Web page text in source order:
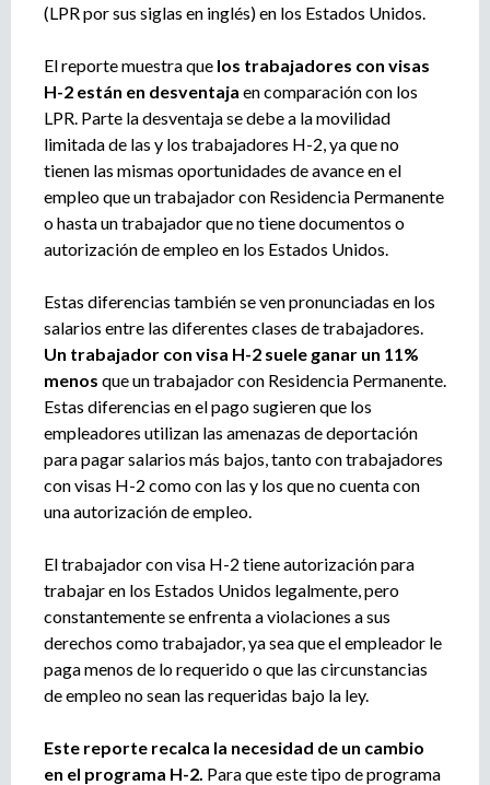
t
(LPR por sus siglas en inglés) en los Estados Unidos.
El reporte muestra que los trabajadores con visas
H-2 están en desventaja en comparación con los
LPR. Parte la desventaja se debe a la movilidad
limitada de las y los trabajadores H-2, ya que no
tienen las mismas oportunidades de avance en el
empleo que un trabajador con Residencia Permanente
o hasta un trabajador que no tiene documentos o
autorización de empleo en los Estados Unidos.
Estas diferencias también se ven pronunciadas en los
salarios entre las diferentes clases de trabajadores.
Un trabajador con visa H-2 suele ganar un 11%
menos que un trabajador con Residencia Permanente.
Estas diferencias en el pago sugieren que los
empleadores utilizan las amenazas de deportación
para pagar salarios más bajos, tanto con trabajadores
con visas H-2 como con las y los que no cuenta con
una autorización de empleo.
El trabajador con visa H-2 tiene autorización para
trabajar en los Estados Unidos legalmente, pero
constantemente se enfrenta a violaciones a sus
derechos como trabajador, ya sea que el empleador le
paga menos de lo requerido o que las circunstancias
de empleo no sean las requeridas bajo la ley.
Este reporte recalca la necesidad de un cambio
en el programa H-2. Para que este tipo de programa